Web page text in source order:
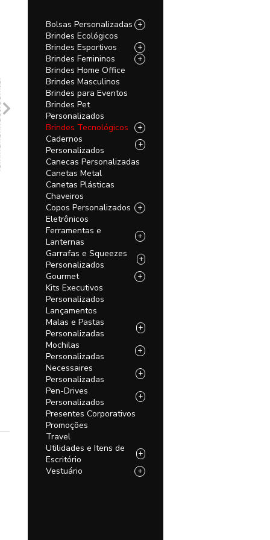
Bolsas Personalizadas +
Brindes Ecológicos
Brindes Esportivos
+
Brindes Femininos +
Brindes Home Office
Brindes Masculinos
Brindes para Eventos
Brindes Pet
Personalizados
Brindes Tecnológicos
+
Cadernos
Personalizados
+
Canecas Personalizadas
Canetas Metal
Canetas Plásticas
Chaveiros
Copos Personalizados
+
Eletrônicos
Ferramentas e
Lanternas
+
Garrafas e Squeezes
Personalizados
+
Gourmet +
Kits Executivos
Personalizados
Lançamentos
Malas e Pastas
Personalizadas
+
Mochilas
Personalizadas
+
Necessaires
Personalizadas
+
Pen-Drives
Personalizados
+
Presentes Corporativos
Promoções
Travel
Utilidades e Itens de
Escritório
+
Vestuário +